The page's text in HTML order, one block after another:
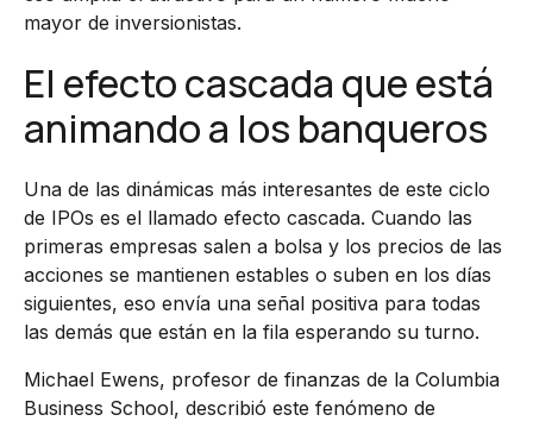
mayor de inversionistas.
El efecto cascada que está
animando a los banqueros
Una de las dinámicas más interesantes de este ciclo
de IPOs es el llamado efecto cascada. Cuando las
primeras empresas salen a bolsa y los precios de las
acciones se mantienen estables o suben en los días
siguientes, eso envía una señal positiva para todas
las demás que están en la fila esperando su turno.
Michael Ewens, profesor de finanzas de la Columbia
Business School, describió este fenómeno de